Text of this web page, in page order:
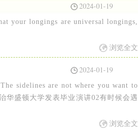
2024-01-19
your longings are universal longings,
浏览全文
2024-01-19
sidelines are not where you want to
盛顿大学发表毕业演讲02有时候会遇
浏览全文